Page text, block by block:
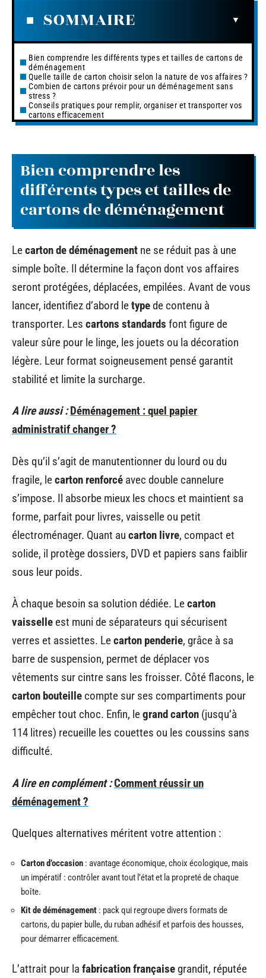
SOMMAIRE
Bien comprendre les différents types et tailles de cartons de
déménagement
Quelle taille de carton choisir selon la nature de vos affaires ?
Combien de cartons prévoir pour un déménagement sans
stress ?
Conseils pratiques pour remplir, organiser et transporter vos
cartons efficacement
Bien comprendre les
différents types et tailles de
cartons de déménagement
Lecarton de déménagement ne se réduit pas à une
simple boîte. Il détermine la façon dont vos affaires
seront protégées, déplacées, empilées. Avant de vous
lancer, identifiez d’abord letypede contenu à
transporter. Les cartons standards font figure de
valeur sûre pour le linge, les jouets ou la décoration
légère. Leur format soigneusement pensé garantit
stabilité et limite la surcharge.
A lire aussi : Déménagement : quel papier
administratif changer ?
Dès qu’il s’agit de manutentionner du lourd ou du
fragile, lecarton renforcé avec double cannelure
s’impose. Il absorbe mieux les chocs et maintient sa
forme, parfait pour livres, vaisselle ou petit
électroménager. Quant au carton livre, compact et
solide, il protège dossiers, DVD et papiers sans faiblir
sous leur poids.
À chaque besoin sa solution dédiée. Lecarton
vaisselle est muni de séparateurs qui sécurisent
verres et assiettes. Lecarton penderie, grâce à sa
barre de suspension, permet de déplacer vos
vêtements sur cintre sans les froisser. Côté flacons, le
carton bouteille compte sur ses compartiments pour
empêcher tout choc. Enfin, legrand carton (jusqu’à
114 litres) recueille les couettes ou les coussins sans
difficulté.
A lire en complément :Comment réussir un
déménagement ?
Quelques alternatives méritent votre attention :
Carton d’occasion : avantage économique, choix écologique, mais
un impératif : contrôler avant tout l’état et la propreté de chaque
boîte.
Kit de déménagement : pack qui regroupe divers formats de
cartons, du papier bulle, du ruban adhésif et parfois des housses,
pour démarrer efficacement.
L’attrait pour la fabrication française grandit, réputée